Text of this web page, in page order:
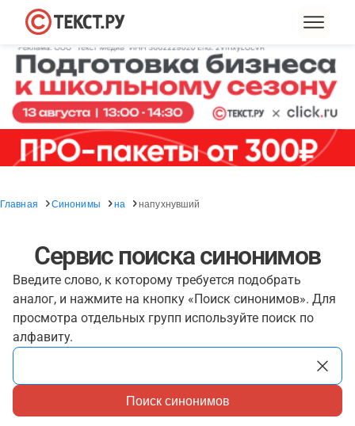
Главная Синонимы на напухнувший
Сервис поиска синонимов
Введите слово, к которому требуется подобрать
аналог, и нажмите на кнопку «Поиск синонимов». Для
просмотра отдельных групп используйте поиск по
алфавиту.
Поиск синонимов